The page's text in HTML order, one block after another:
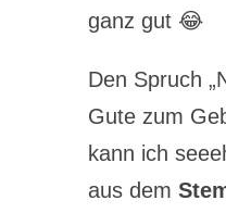
ganz gut 😂
Den Spruch
Gute zum
kann ich
aus dem